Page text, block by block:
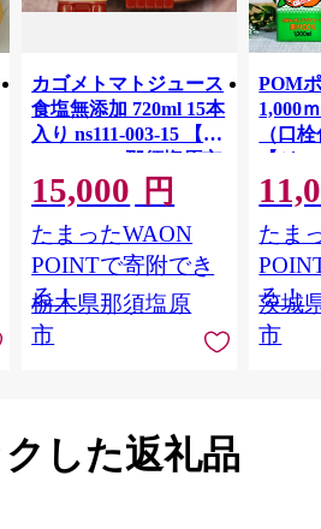
カゴメトマトジュース
食塩無添加 720ml 15本
入り ns111-003-15 【
KAGOME 那須塩原市
ギフト トマト 野菜 ジ
ュース 飲料 ドリンク
健康 GABA 血圧 コレ
ステロール】
15,000 円
たまったWAON
POINTで寄附でき
る！
栃木県那須塩原
市
POM
1,000
（口
【ジ
Ｍ 爽
ジ 果
ンス
ンド
庫 ド
入れし
アタイ
たま
る！
茨城
市
した返礼品